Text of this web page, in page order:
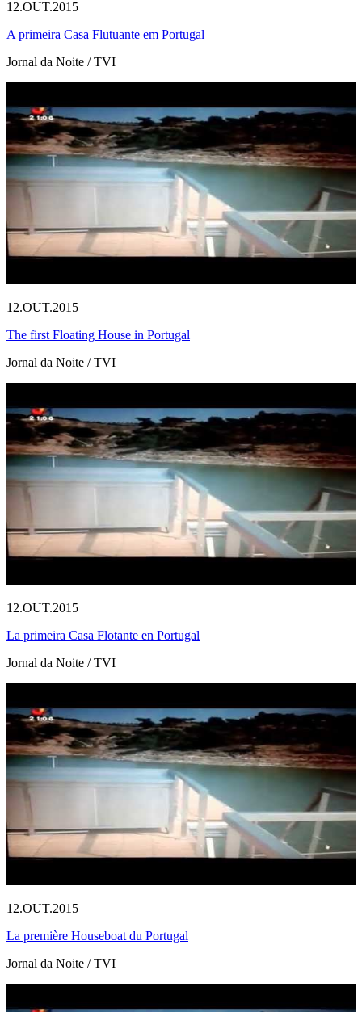
12.OUT.2015
A primeira Casa Flutuante em Portugal
Jornal da Noite / TVI
12.OUT.2015
The first Floating House in Portugal
Jornal da Noite / TVI
12.OUT.2015
La primeira Casa Flotante en Portugal
Jornal da Noite / TVI
12.OUT.2015
La première Houseboat du Portugal
Jornal da Noite / TVI